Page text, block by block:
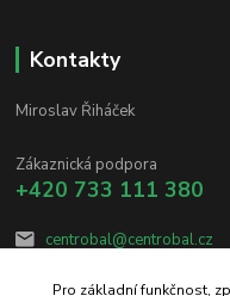
Kontakty
Miroslav Řiháček
Zákaznická podpora
+420 733 111 380
centrobal@centrobal.cz
Pro základní funkčnost,